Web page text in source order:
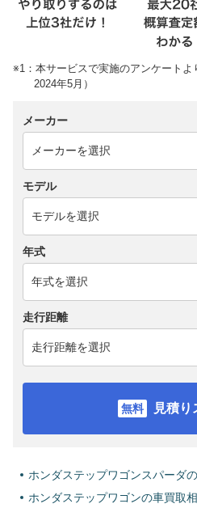
※1：本サービスで実施のアンケート
2024年5月）
メーカー
モデル
年式
走行距離
見積り
ホンダステップワゴンスパーダ
ホンダステップワゴンの車買取